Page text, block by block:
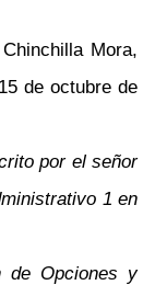
Mora,
de octubre de
por el señor
1 en
de Opciones y